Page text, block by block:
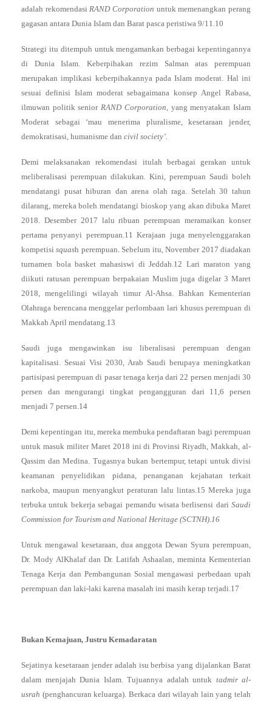
adalah rekomendasiRAND Corporation untuk memenangkan perang
gagasan antara Dunia Islam dan Barat pasca peristiwa 9/11.10
Strategi itu ditempuh untuk mengamankan berbagai kepentingannya
di Dunia Islam. Keberpihakan rezim Salman atas perempuan
merupakan implikasi keberpihakannya pada Islam moderat. Hal ini
sesuai definisi Islam moderat sebagaimana konsep Angel Rabasa,
ilmuwan politik seniorRAND Corporation, yang menyatakan Islam
Moderat sebagai ‘mau menerima pluralisme, kesetaraan jender,
demokratisasi, humanisme dan civil society’.
Demi melaksanakan rekomendasi itulah berbagai gerakan untuk
meliberalisasi perempuan dilakukan. Kini, perempuan Saudi boleh
mendatangi pusat hiburan dan arena olah raga. Setelah 30 tahun
dilarang, mereka boleh mendatangi bioskop yang akan dibuka Maret
2018. Desember 2017 lalu ribuan perempuan meramaikan konser
pertama penyanyi perempuan.11 Kerajaan juga menyelenggarakan
kompetisisquash perempuan. Sebelum itu, November 2017 diadakan
turnamen bola basket mahasiswi di Jeddah.12 Lari maraton yang
diikuti ratusan perempuan berpakaian Muslim juga digelar 3 Maret
2018, mengelilingi wilayah timur Al-Ahsa. Bahkan Kementerian
Olahraga berencana menggelar perlombaan lari khusus perempuan di
Makkah April mendatang.13
Saudi juga mengawinkan isu liberalisasi perempuan dengan
kapitalisasi. Sesuai Visi 2030, Arab Saudi berupaya meningkatkan
partisipasi perempuan di pasar tenaga kerja dari 22 persen menjadi 30
persen dan mengurangi tingkat pengangguran dari 11,6 persen
menjadi 7 persen.14
Demi kepentingan itu, mereka membuka pendaftaran bagi perempuan
untuk masuk militer Maret 2018 ini di Provinsi Riyadh, Makkah, al-
Qassim dan Medina. Tugasnya bukan bertempur, tetapi untuk divisi
keamanan penyelidikan pidana, penanganan kejahatan terkait
narkoba, maupun menyangkut peraturan lalu lintas.15 Mereka juga
terbuka untuk bekerja sebagai pemandu wisata berlisensi dari Saudi
Commission for Tourism and National Heritage (SCTNH).16
Untuk mengawal kesetaraan, dua anggota Dewan Syura perempuan,
Dr. Mody AlKhalaf dan Dr. Latifah Ashaalan, meminta Kementerian
Tenaga Kerja dan Pembangunan Sosial mengawasi perbedaan upah
perempuan dan laki-laki karena masalah ini masih kerap terjadi.17
Bukan Kemajuan, Justru Kemadaratan
Sejatinya kesetaraan jender adalah isu berbisa yang dijalankan Barat
dalam menjajah Dunia Islam. Tujuannya adalah untuk tadmir al-
usrah (penghancuran keluarga). Berkaca dari wilayah lain yang telah